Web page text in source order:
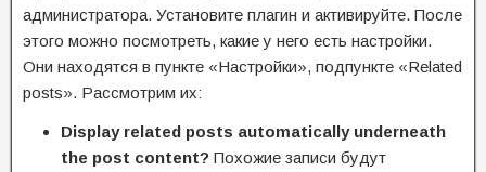
администратора. Установите плагин и активируйте. После
этого можно посмотреть, какие у него есть настройки.
Они находятся в пункте «Настройки», подпункте «Related
posts». Рассмотрим их:
Display related posts automatically underneath
the post content? Похожие записи будут